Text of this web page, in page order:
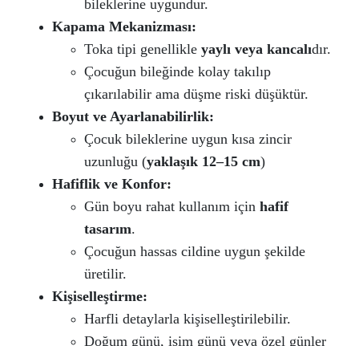
bileklerine uygundur.
Kapama Mekanizması:
Toka tipi genellikle yaylı veya kancalıdır.
Çocuğun bileğinde kolay takılıp
çıkarılabilir ama düşme riski düşüktür.
Boyut ve Ayarlanabilirlik:
Çocuk bileklerine uygun kısa zincir
uzunluğu (yaklaşık 12–15 cm)
Hafiflik ve Konfor:
Gün boyu rahat kullanım için hafif
tasarım.
Çocuğun hassas cildine uygun şekilde
üretilir.
Kişiselleştirme:
Harfli detaylarla kişiselleştirilebilir.
Doğum günü, isim günü veya özel günler